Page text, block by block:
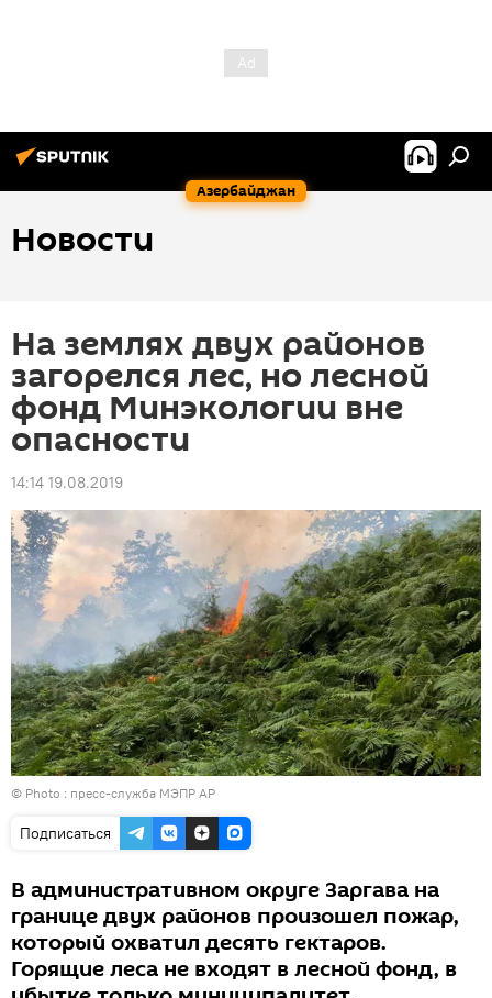
Азербайджан
Новости
На землях двух районов
загорелся лес, но лесной
фонд Минэкологии вне
опасности
14:14 19.08.2019
© Photo : пресс-служба МЭПР АР
Подписаться
В административном округе Заргава на
границе двух районов произошел пожар,
который охватил десять гектаров.
Горящие леса не входят в лесной фонд, в